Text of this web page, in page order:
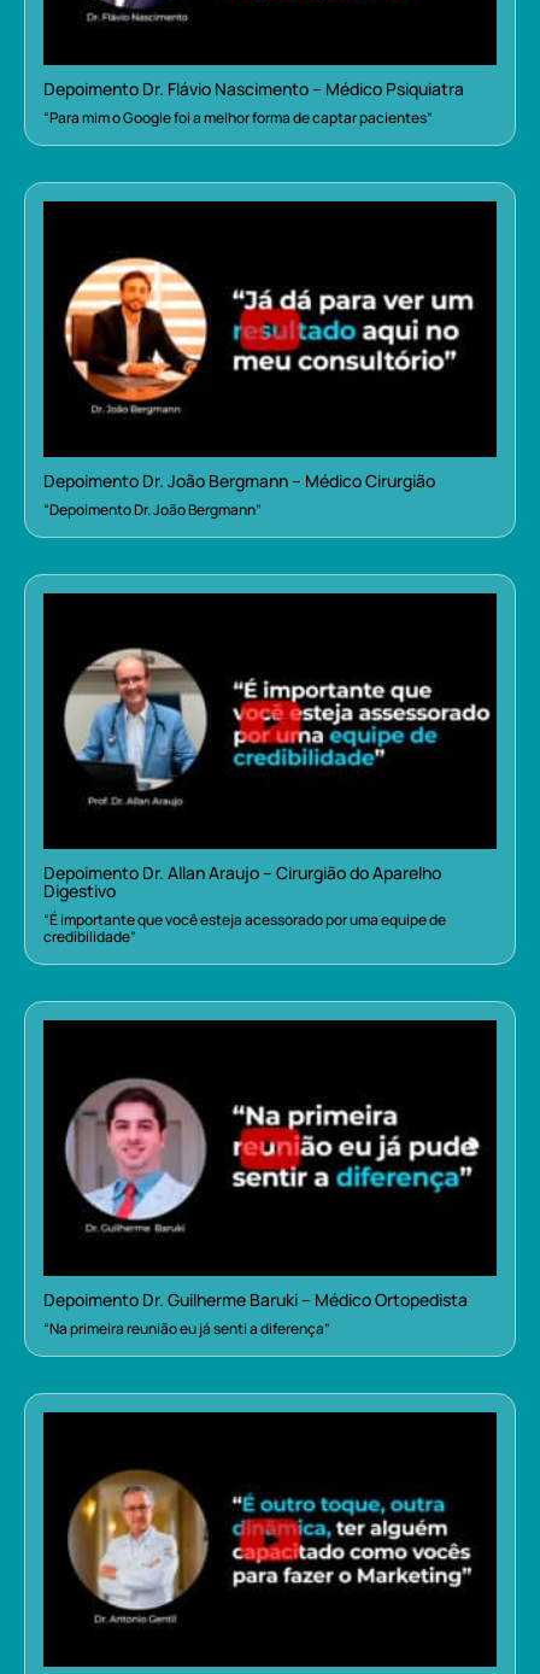
Depoimento Dr. Flávio Nascimento – Médico Psiquiatra
“Para mim o Google foi a melhor forma de captar pacientes”
Depoimento Dr. João Bergmann – Médico Cirurgião
“Depoimento Dr. João Bergmann”
Depoimento Dr. Allan Araujo – Cirurgião do Aparelho
Digestivo
“É importante que você esteja acessorado por uma equipe de
credibilidade”
Depoimento Dr. Guilherme Baruki – Médico Ortopedista
“Na primeira reunião eu já senti a diferença”